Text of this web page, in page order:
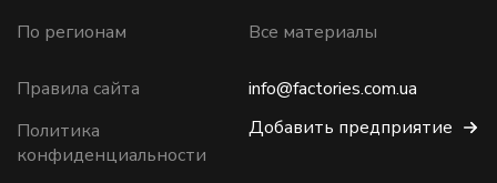
По регионам
Все материалы
Правила сайта
Политика
конфиденциальности
info@factories.com.ua
Добавить предприятие